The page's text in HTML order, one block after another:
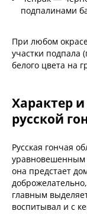
подпалинами
При любом
участки подпала
белого цвета на
Характер
русской
Русская гончая
уравновешенным
она предстает
главным
воспитывал и с